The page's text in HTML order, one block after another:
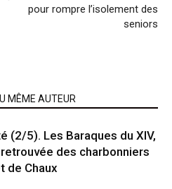
pour rompre l’isolement des
seniors
MÊME AUTEUR
(2/5). Les Baraques du XIV,
des charbonniers
de Chaux